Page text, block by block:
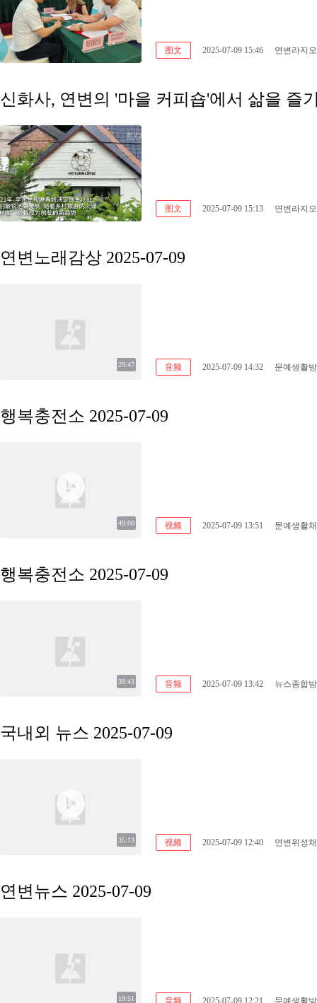
图文 2025-07-09 15:46 연변라지
신화사, 연변의 '마을 커피숍'에서 삶을 즐
图文 2025-07-09 15:13 연변라지
연변노래감상 2025-07-09
29:47 音频 2025-07-09 14:32 문예생활
행복충전소 2025-07-09
40:00 视频 2025-07-09 13:51 문예생활
행복충전소 2025-07-09
39:43 音频 2025-07-09 13:42 뉴스종합
국내외 뉴스 2025-07-09
35:13 视频 2025-07-09 12:40 연변위성
연변뉴스 2025-07-09
19:51 音频 2025-07-09 12:21 문예생활